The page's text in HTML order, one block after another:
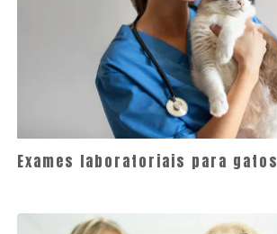
Exames laboratoriais para gatos